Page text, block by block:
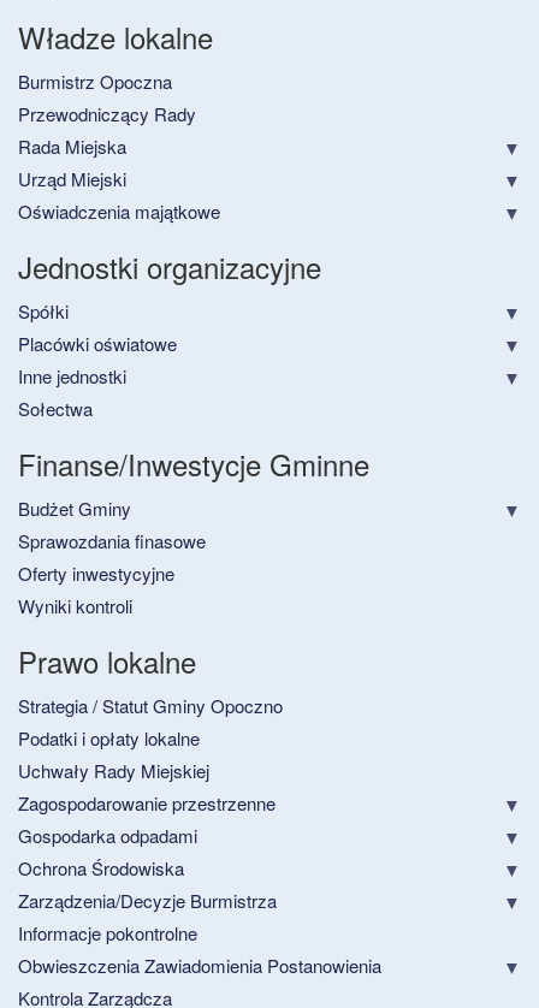
Władze lokalne
Burmistrz Opoczna
Przewodniczący Rady
Rada Miejska
Urząd Miejski
Oświadczenia majątkowe
Jednostki organizacyjne
Spółki
Placówki oświatowe
Inne jednostki
Sołectwa
Finanse/Inwestycje Gminne
Budżet Gminy
Sprawozdania finasowe
Oferty inwestycyjne
Wyniki kontroli
Prawo lokalne
Strategia / Statut Gminy Opoczno
Podatki i opłaty lokalne
Uchwały Rady Miejskiej
Zagospodarowanie przestrzenne
Gospodarka odpadami
Ochrona Środowiska
Zarządzenia/Decyzje Burmistrza
Informacje pokontrolne
Obwieszczenia Zawiadomienia Postanowienia
Kontrola Zarządcza